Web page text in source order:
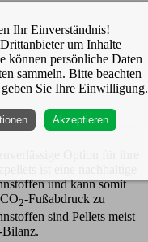
Ihr Einverständnis!
um Inhalte
können persönliche Daten
sammeln. Bitte beachten
Sie Ihre Einwilligung.
Akzeptieren
Option für ihre
ist eine nachhaltige
und kann somit
2-Fußabdruck zu
sind Pellets meist
Bilanz.